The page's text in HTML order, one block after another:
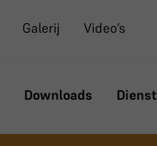
Galerij Video’s
Downloads